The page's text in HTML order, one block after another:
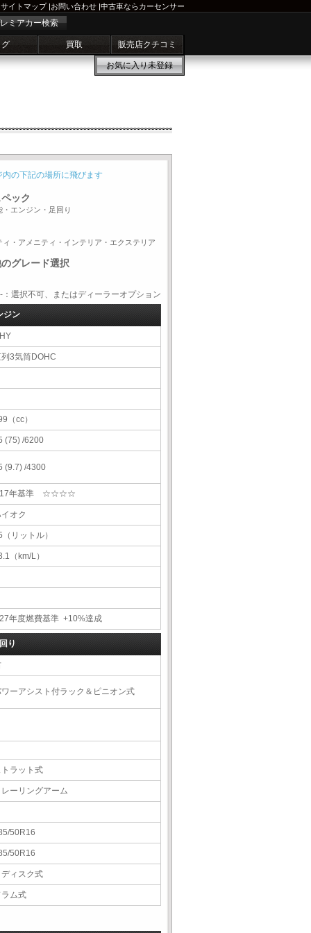
サイトマップ|お問い合わせ |中古車ならカーセンサー
ミアカー検索
買取 販売店クチコミ
お気に入り未登録
内の下記の場所に飛びます
ック
・エンジン・足回り
ィ・アメニティ・インテリア・エクステリア
グレード選択
択不可、またはディーラーオプション
ジン
3気筒DOHC
（cc）
(75) /6200
(9.7) /4300
年基準 ☆☆☆☆
オク
（リットル）
（km/L）
年度燃費基準 +10%達成
り
ーアシスト付ラック＆ピニオン式
ラット式
ーリングアーム
50R16
50R16
ィスク式
ム式